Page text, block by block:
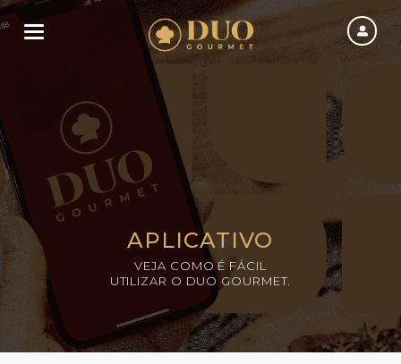
Toggle navigation
APLICATIVO
VEJA COMO É FÁCIL
UTILIZAR O DUO GOURMET.